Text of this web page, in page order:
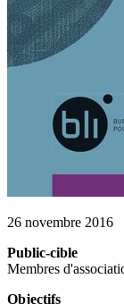
26 novembre 2016
Public-cible
Membres
Objectifs